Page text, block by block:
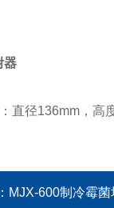
器
直径136mm ，高
MJX-600制冷霉菌